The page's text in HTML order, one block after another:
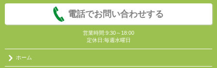
電話でお問い合わせする
営業時間:9:30～18:00
定休日:毎週水曜日
ホーム